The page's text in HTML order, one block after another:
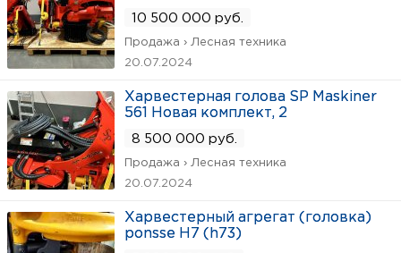
10 500 000 руб.
Продажа › Лесная техника
20.07.2024
Харвестерная голова SP Maskiner
561 Новая комплект, 2
8 500 000 руб.
Продажа › Лесная техника
20.07.2024
Харвестерный агрегат (головка)
ponsse H7 (h73)